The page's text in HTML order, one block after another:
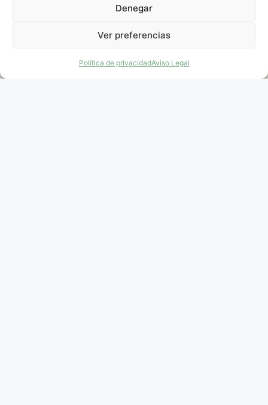
Denegar
Ver preferencias
Política de privacidadAviso Legal